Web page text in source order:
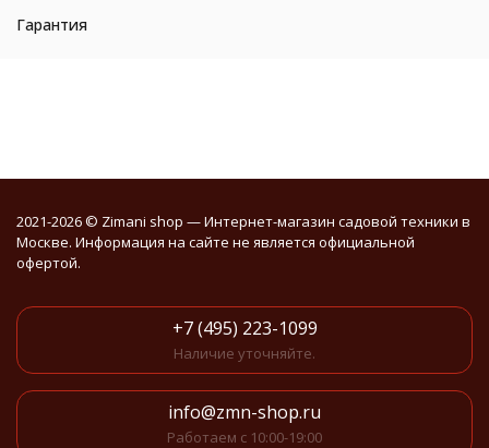
Гарантия
2021-2026 © Zimani shop — Интернет-магазин садовой техники в
Москве. Информация на сайте не является официальной
офертой.
+7 (495) 223-1099
Наличие уточняйте.
info@zmn-shop.ru
Работаем с 10:00-19:00